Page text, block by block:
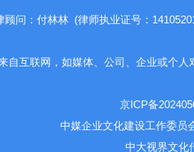
顾问：付林林 (律师执业证号：
自互联网，如媒体、公司、企业或个
京ICP备
中媒企业文化建设工作委员
中大视界文化